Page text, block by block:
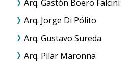
Arq. Gastón Boero Falcini
Arq. Jorge Di Pólito
Arq. Gustavo Sureda
Arq. Pilar Maronna